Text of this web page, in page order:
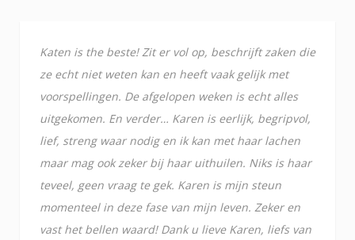
Katen is the beste! Zit er vol op, beschrijft zaken die
ze echt niet weten kan en heeft vaak gelijk met
voorspellingen. De afgelopen weken is echt alles
uitgekomen. En verder… Karen is eerlijk, begripvol,
lief, streng waar nodig en ik kan met haar lachen
maar mag ook zeker bij haar uithuilen. Niks is haar
teveel, geen vraag te gek. Karen is mijn steun
momenteel in deze fase van mijn leven. Zeker en
vast het bellen waard! Dank u lieve Karen, liefs van